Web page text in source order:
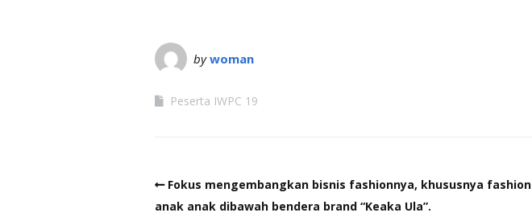
bywoman
Peserta IWPC 19
Fokus mengembangkan bisnis fashionnya, khususnya fashion
anak anak dibawah bendera brand “Keaka Ula”.